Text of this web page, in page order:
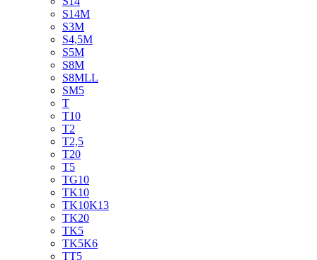
S14M
S3M
S4,5M
S5M
S8M
S8MLL
SM5
T
T10
T2
T2,5
T20
T5
TG10
TK10
TK10K13
TK20
TK5
TK5K6
TT5